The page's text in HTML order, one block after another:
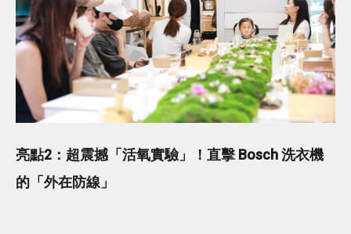
亮點2：超震撼「活氧實驗」！直擊 Bosch 洗衣機
的「外在防線」